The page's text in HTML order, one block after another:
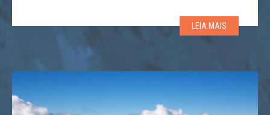
A notícia não deixou ninguém indiferente, pois o centro
LEIA MAIS